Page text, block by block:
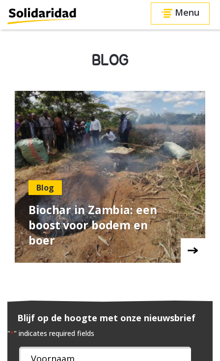
Menu
BLOG
Blog
Biochar in Zambia: een
boost voor bodem en
boer
Blijf op de hoogte met onze nieuwsbrief
"*" indicates required fields
Naam